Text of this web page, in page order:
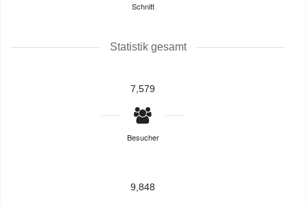
Schnitt
Statistik gesamt
7,579
Besucher
9,848